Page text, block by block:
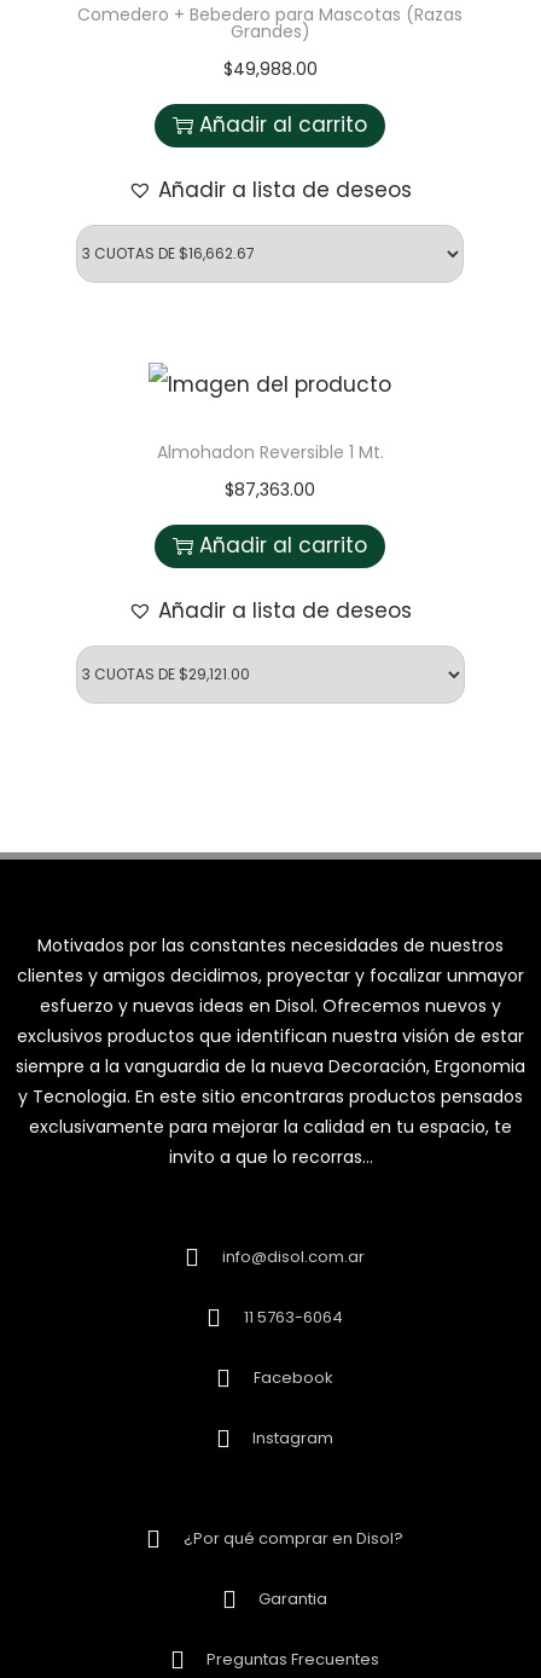
Comedero + Bebedero para Mascotas (Razas
Grandes)
$49,988.00
Añadir al carrito
Añadir a lista de deseos
Almohadon Reversible 1 Mt.
$87,363.00
Añadir al carrito
Añadir a lista de deseos
Motivados por las constantes necesidades de nuestros
clientes y amigos decidimos, proyectar y focalizar unmayor
esfuerzo y nuevas ideas en Disol. Ofrecemos nuevos y
exclusivos productos que identifican nuestra visión de estar
siempre a la vanguardia de la nueva Decoración, Ergonomia
y Tecnologia. En este sitio encontraras productos pensados
exclusivamente para mejorar la calidad en tu espacio, te
invito a que lo recorras…
info@disol.com.ar
11 5763-6064
Facebook
Instagram
¿Por qué comprar en Disol?
Garantia
Preguntas Frecuentes